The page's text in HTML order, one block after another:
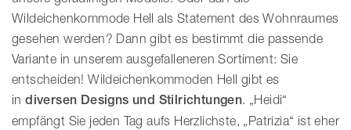
Wildeichenkommode Hell als Statement des Wohnraumes
gesehen werden? Dann gibt es bestimmt die passende
Variante in unserem ausgefalleneren Sortiment: Sie
entscheiden! Wildeichenkommoden Hell gibt es
indiversen Designs und Stilrichtungen. „Heidi“
empfängt Sie jeden Tag aufs Herzlichste, „Patrizia“ ist eher